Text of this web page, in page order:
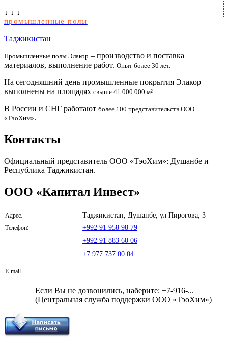
↓ ↓ ↓
промышленные полы
Таджикистан
Промышленные полы Элакор – производство и поставка
материалов, выполнение работ. Опыт более 30 лет.
На сегодняшний день промышленные покрытия Элакор
выполнены на площадях свыше 41 000 000 м².
В России и СНГ работают более 100 представительств ООО
«ТэоХим».
Контакты
Официальный представитель ООО «ТэоХим»: Душанбе и
Республика Таджикистан.
ООО «Капитал Инвест»
Адрес: Таджикистан, Душанбе, ул Пирогова, 3
Телефон:
+992 91 958 98 79
+992 91 883 60 06
+7 977 737 00 04
E-mail:
Если Вы не дозвонились, наберите: +7-916-...
(Центральная служба поддержки ООО «ТэоХим»)